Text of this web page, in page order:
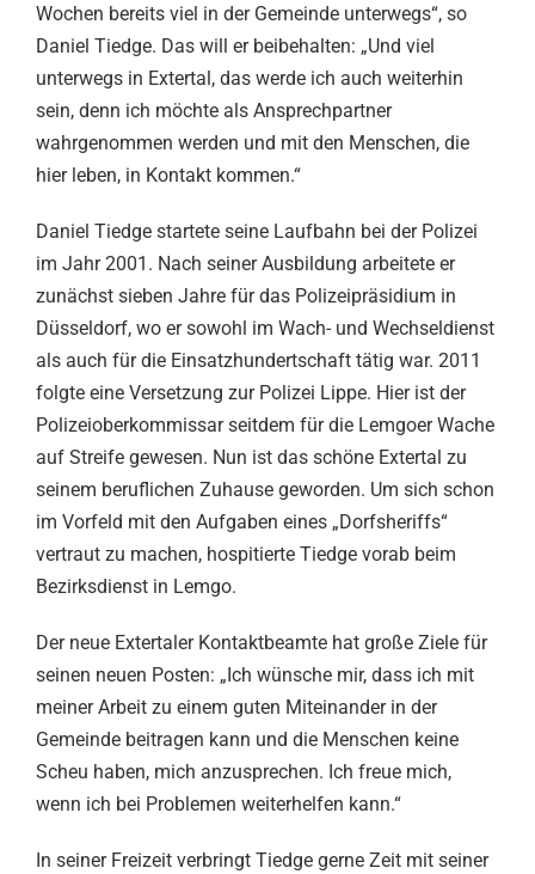
Wochen bereits viel in der Gemeinde unterwegs“, so
Daniel Tiedge. Das will er beibehalten: „Und viel
unterwegs in Extertal, das werde ich auch weiterhin
sein, denn ich möchte als Ansprechpartner
wahrgenommen werden und mit den Menschen, die
hier leben, in Kontakt kommen.“
Daniel Tiedge startete seine Laufbahn bei der Polizei
im Jahr 2001. Nach seiner Ausbildung arbeitete er
zunächst sieben Jahre für das Polizeipräsidium in
Düsseldorf, wo er sowohl im Wach- und Wechseldienst
als auch für die Einsatzhundertschaft tätig war. 2011
folgte eine Versetzung zur Polizei Lippe. Hier ist der
Polizeioberkommissar seitdem für die Lemgoer Wache
auf Streife gewesen. Nun ist das schöne Extertal zu
seinem beruflichen Zuhause geworden. Um sich schon
im Vorfeld mit den Aufgaben eines „Dorfsheriffs“
vertraut zu machen, hospitierte Tiedge vorab beim
Bezirksdienst in Lemgo.
Der neue Extertaler Kontaktbeamte hat große Ziele für
seinen neuen Posten: „Ich wünsche mir, dass ich mit
meiner Arbeit zu einem guten Miteinander in der
Gemeinde beitragen kann und die Menschen keine
Scheu haben, mich anzusprechen. Ich freue mich,
wenn ich bei Problemen weiterhelfen kann.“
In seiner Freizeit verbringt Tiedge gerne Zeit mit seiner